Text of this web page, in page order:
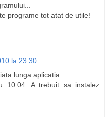
programe tot atat de utile!
la 23:30
lunga aplicatia.
10.04. A trebuit sa instalez